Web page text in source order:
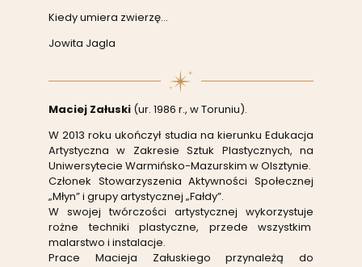
Kiedy umiera zwierzę…
Jowita Jagla
Maciej Załuski (ur. 1986 r., w Toruniu).
W 2013 roku ukończył studia na kierunku Edukacja
Artystyczna w Zakresie Sztuk Plastycznych, na
Uniwersytecie Warmińsko-Mazurskim w Olsztynie.
Członek Stowarzyszenia Aktywności Społecznej
„Młyn” i grupy artystycznej „Fałdy”.
W swojej twórczości artystycznej wykorzystuje
rożne techniki plastyczne, przede wszystkim
malarstwo i instalacje.
Prace Macieja Załuskiego przynależą do